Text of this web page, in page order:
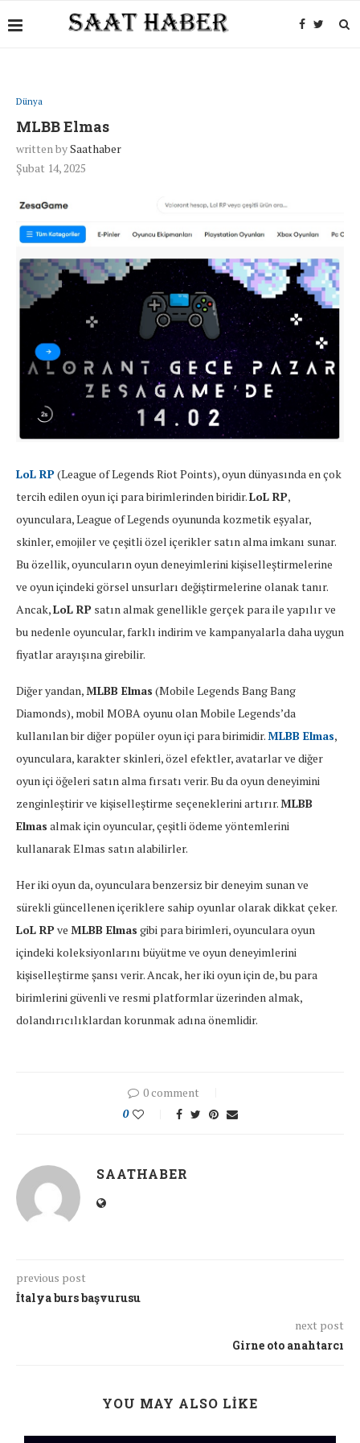
Dünya
MLBB Elmas
written bySaathaber
Şubat 14, 2025
LoL RP(League of Legends Riot Points), oyun dünyasında en çok
tercih edilen oyun içi para birimlerinden biridir.LoL RP,
oyunculara, League of Legends oyununda kozmetik eşyalar,
skinler, emojiler ve çeşitli özel içerikler satın alma imkanı sunar.
Bu özellik, oyuncuların oyun deneyimlerini kişiselleştirmelerine
ve oyun içindeki görsel unsurları değiştirmelerine olanak tanır.
Ancak,LoL RP satın almak genellikle gerçek para ile yapılır ve
bu nedenle oyuncular, farklı indirim ve kampanyalarla daha uygun
fiyatlar arayışına girebilir.
Diğer yandan,MLBB Elmas (Mobile Legends Bang Bang
Diamonds), mobil MOBA oyunu olan Mobile Legends’da
kullanılan bir diğer popüler oyun içi para birimidir.MLBB Elmas,
oyunculara, karakter skinleri, özel efektler, avatarlar ve diğer
oyun içi öğeleri satın alma fırsatı verir. Bu da oyun deneyimini
zenginleştirir ve kişiselleştirme seçeneklerini artırır.MLBB
Elmas almak için oyuncular, çeşitli ödeme yöntemlerini
kullanarak Elmas satın alabilirler.
Her iki oyun da, oyunculara benzersiz bir deneyim sunan ve
sürekli güncellenen içeriklere sahip oyunlar olarak dikkat çeker.
LoL RPve MLBB Elmas gibi para birimleri, oyunculara oyun
içindeki koleksiyonlarını büyütme ve oyun deneyimlerini
kişiselleştirme şansı verir. Ancak, her iki oyun için de, bu para
birimlerini güvenli ve resmi platformlar üzerinden almak,
dolandırıcılıklardan korunmak adına önemlidir.
0 comment
0
SAATHABER
previous post
İtalya burs başvurusu
next post
Girne oto anahtarcı
YOU MAY ALSO LIKE